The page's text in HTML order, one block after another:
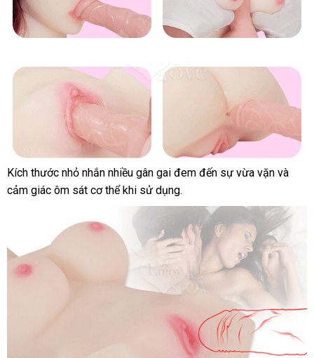
Kích thước nhỏ nhắn nhiều gân gai đem đến sự vừa vặn mới
và
cảm giác ôm sát cơ thể khi sử dụng.